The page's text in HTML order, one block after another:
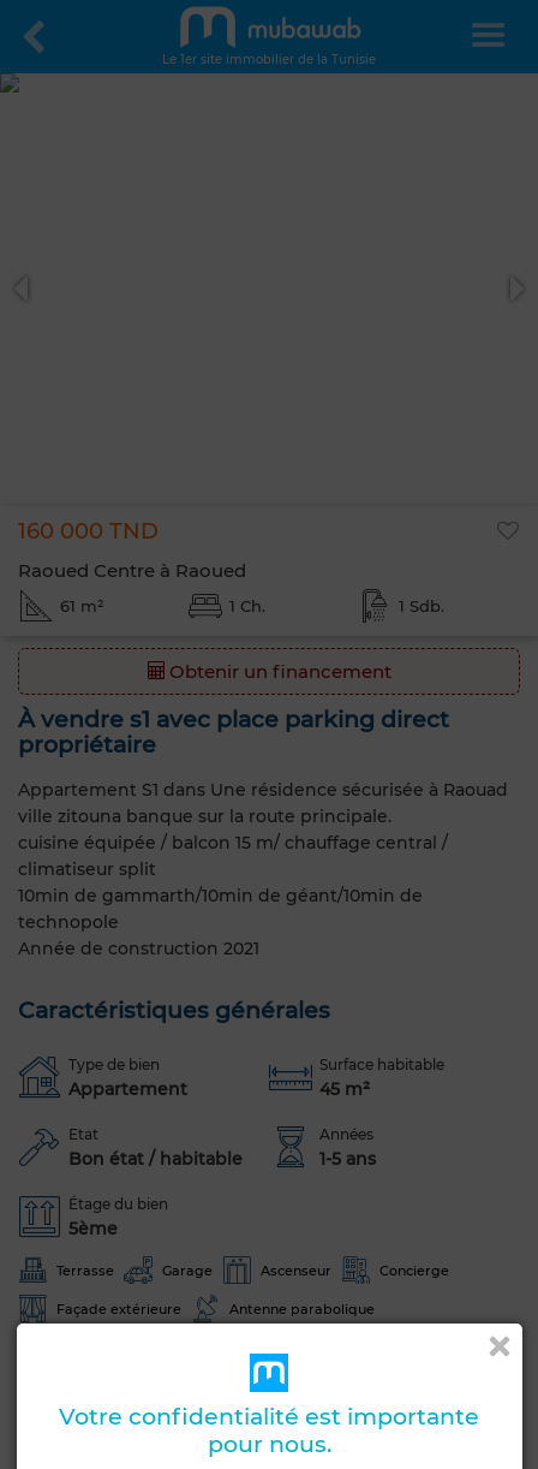
Le 1er site immobilier de la Tunisie
160 000 TND
Raoued Centre à Raoued
61 m² 1 Ch. 1 Sdb.
Obtenir un financement
À vendre s1 avec place parking direct
propriétaire
Appartement S1 dans Une résidence sécurisée à Raouad
ville zitouna banque sur la route principale.
cuisine équipée / balcon 15 m/ chauffage central /
climatiseur split
10min de gammarth/10min de géant/10min de
technopole
Année de construction 2021
Caractéristiques générales
Type de bien
Appartement
Surface habitable
45 m²
Etat
Bon état / habitable
Années
1-5 ans
Étage du bien
5ème
Terrasse Garage Ascenseur Concierge
Façade extérieure Antenne parabolique
Porte blindée
Four
Votre confidentialité est importante
pour nous.